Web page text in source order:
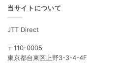
当サイトについて
JTT Direct
〒110-0005
東京都台東区上野3-3-4-4F